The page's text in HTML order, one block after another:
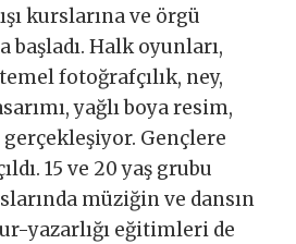
kurslarına ve örgü
Halk oyunları,
fotoğrafçılık, ney,
yağlı boya resim,
Gençlere
15 ve 20 yaş grubu
müziğin ve dansın
yazarlığı eğitimleri de